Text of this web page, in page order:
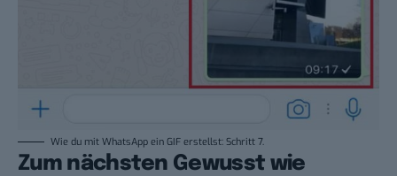
Wie du mit WhatsApp ein GIF erstellst: Schritt 7.
Zum nächsten Gewusst wie